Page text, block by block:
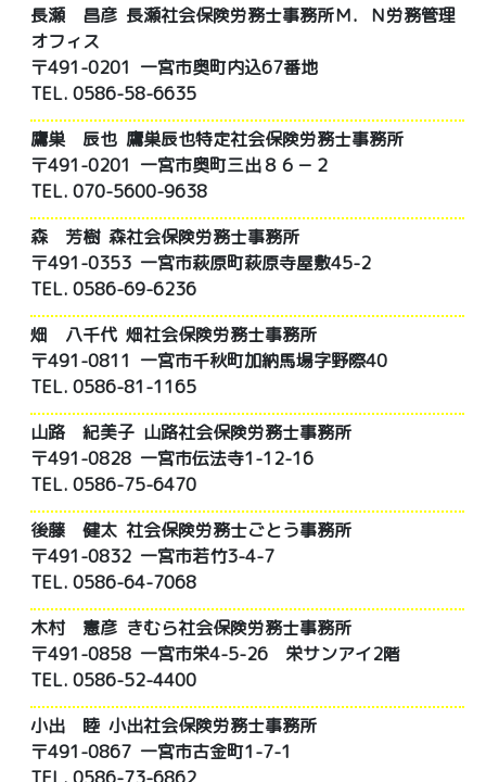
長瀬 昌彦 長瀬社会保険労務士事務所Ｍ．Ｎ労務管理
オフィス
〒491-0201 一宮市奥町内込67番地
TEL. 0586-58-6635
鷹巣 辰也 鷹巣辰也特定社会保険労務士事務所
〒491-0201 一宮市奥町三出８６－２
TEL. 070-5600-9638
森 芳樹森社会保険労務士事務所
〒491-0353 一宮市萩原町萩原寺屋敷45-2
TEL. 0586-69-6236
畑 八千代 畑社会保険労務士事務所
〒491-0811 一宮市千秋町加納馬場字野際40
TEL. 0586-81-1165
山路 紀美子 山路社会保険労務士事務所
〒491-0828 一宮市伝法寺1-12-16
TEL. 0586-75-6470
後藤 健太 社会保険労務士ごとう事務所
〒491-0832 一宮市若竹3-4-7
TEL. 0586-64-7068
木村 憲彦 きむら社会保険労務士事務所
〒491-0858 一宮市栄4-5-26 栄サンアイ2階
TEL. 0586-52-4400
小出 睦 小出社会保険労務士事務所
〒491-0867 一宮市古金町1-7-1